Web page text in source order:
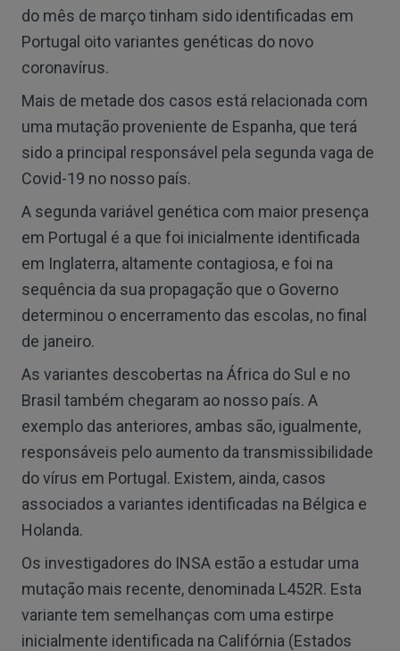
do mês de março tinham sido identificadas em
Portugal oito variantes genéticas do novo
coronavírus.
Mais de metade dos casos está relacionada com
uma mutação proveniente de Espanha, que terá
sido a principal responsável pela segunda vaga de
Covid-19 no nosso país.
A segunda variável genética com maior presença
em Portugal é a que foi inicialmente identificada
em Inglaterra, altamente contagiosa, e foi na
sequência da sua propagação que o Governo
determinou o encerramento das escolas, no final
de janeiro.
As variantes descobertas na África do Sul e no
Brasil também chegaram ao nosso país. A
exemplo das anteriores, ambas são, igualmente,
responsáveis pelo aumento da transmissibilidade
do vírus em Portugal. Existem, ainda, casos
associados a variantes identificadas na Bélgica e
Holanda.
Os investigadores do INSA estão a estudar uma
mutação mais recente, denominada L452R. Esta
variante tem semelhanças com uma estirpe
inicialmente identificada na Califórnia (Estados